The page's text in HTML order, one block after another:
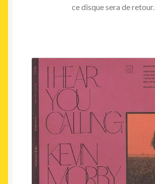
ce disque sera de retour.